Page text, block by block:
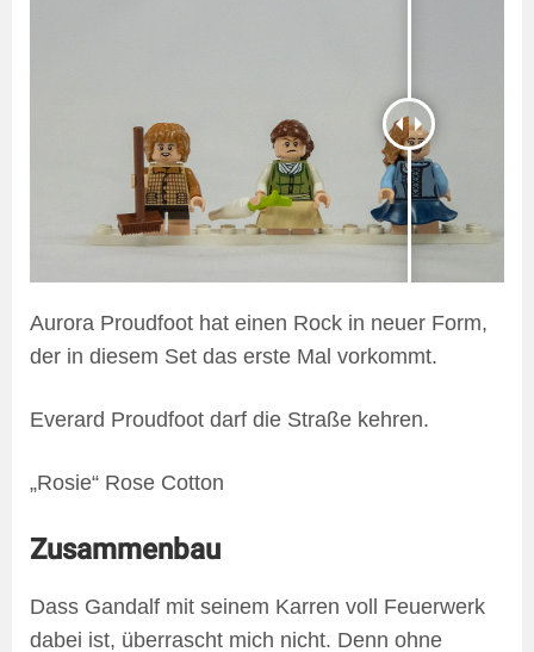
Aurora Proudfoot hat einen Rock in neuer Form,
der in diesem Set das erste Mal vorkommt.
Everard Proudfoot darf die Straße kehren.
„Rosie“ Rose Cotton
Zusammenbau
Dass Gandalf mit seinem Karren voll Feuerwerk
dabei ist, überrascht mich nicht. Denn ohne